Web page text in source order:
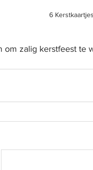
6 Kerstkaartjes
om zalig kerstfeest te